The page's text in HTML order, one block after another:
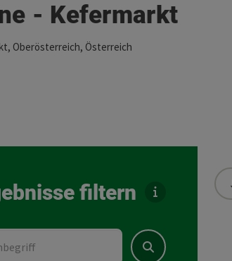
- Kefermarkt
Oberösterreich, Österreich
filtern
Suchen